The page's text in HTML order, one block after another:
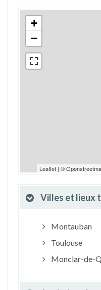
+
−
Leaflet | ©
Villes et lieux
Montauban
Toulouse
Monclar-de-